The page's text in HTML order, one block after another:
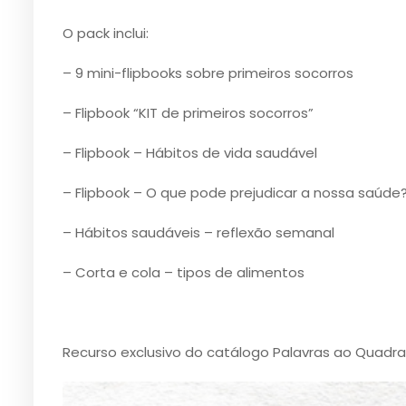
O pack inclui:
– 9 mini-flipbooks sobre primeiros socorros
– Flipbook “KIT de primeiros socorros”
– Flipbook – Hábitos de vida saudável
– Flipbook – O que pode prejudicar a nossa
– Hábitos saudáveis – reflexão semanal
– Corta e cola – tipos de alimentos
Recurso exclusivo do catálogo Palavras ao